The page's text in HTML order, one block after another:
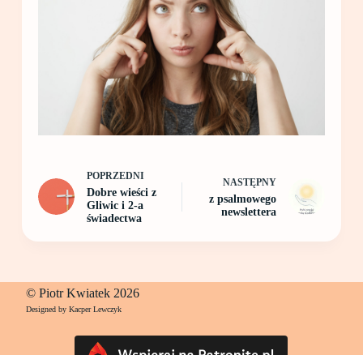
POPRZEDNI
Dobre wieści z
Gliwic i 2-a
świadectwa
NASTĘPNY
z psalmowego
newslettera
© Piotr Kwiatek 2026
Designed by Kacper Lewczyk